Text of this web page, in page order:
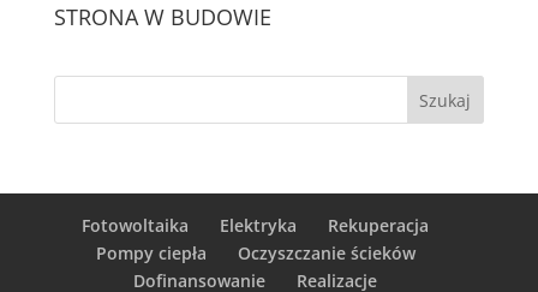
STRONA W BUDOWIE
Fotowoltaika Elektryka
Rekuperacja
Pompy ciepła
Oczyszczanie ścieków
Dofinansowanie
Realizacje